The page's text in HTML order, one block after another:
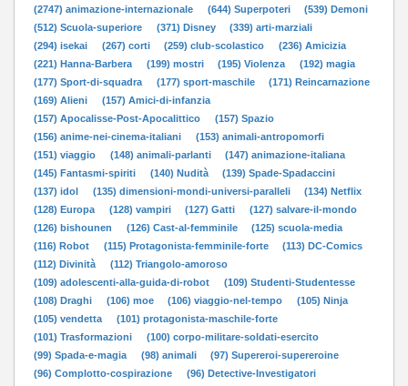
(2747) animazione-internazionale (644) Superpoteri
(539) Demoni
(512) Scuola-superiore
(371) Disney
(339) arti-marziali
(294) isekai
(267) corti (259) club-scolastico
(236) Amicizia
(221) Hanna-Barbera
(199) mostri (195) Violenza
(192) magia
(177) Sport-di-squadra
(177) sport-maschile
(171) Reincarnazione
(169) Alieni
(157) Amici-di-infanzia
(157) Apocalisse-Post-Apocalittico
(157) Spazio
(156) anime-nei-cinema-italiani
(153) animali-antropomorfi
(151) viaggio
(148) animali-parlanti
(147) animazione-italiana
(145) Fantasmi-spiriti
(140) Nudità
(139) Spade-Spadaccini
(137) idol
(135) dimensioni-mondi-universi-paralleli
(134) Netflix
(128) Europa
(128) vampiri (127) Gatti
(127) salvare-il-mondo
(126) bishounen
(126) Cast-al-femminile
(125) scuola-media
(116) Robot
(115) Protagonista-femminile-forte
(113) DC-Comics
(112) Divinità
(112) Triangolo-amoroso
(109) adolescenti-alla-guida-di-robot
(109) Studenti-Studentesse
(108) Draghi
(106) moe (106) viaggio-nel-tempo
(105) Ninja
(105) vendetta
(101) protagonista-maschile-forte
(101) Trasformazioni
(100) corpo-militare-soldati-esercito
(99) Spada-e-magia
(98) animali
(97) Supereroi-supereroine
(96) Complotto-cospirazione
(96) Detective-Investigatori